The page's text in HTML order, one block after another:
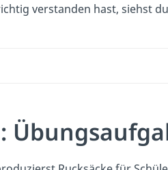
verstanden hast, siehst